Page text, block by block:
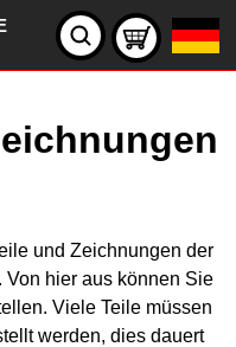
und Zeichnungen der
hier aus können Sie
Viele Teile müssen
werden, dies dauert